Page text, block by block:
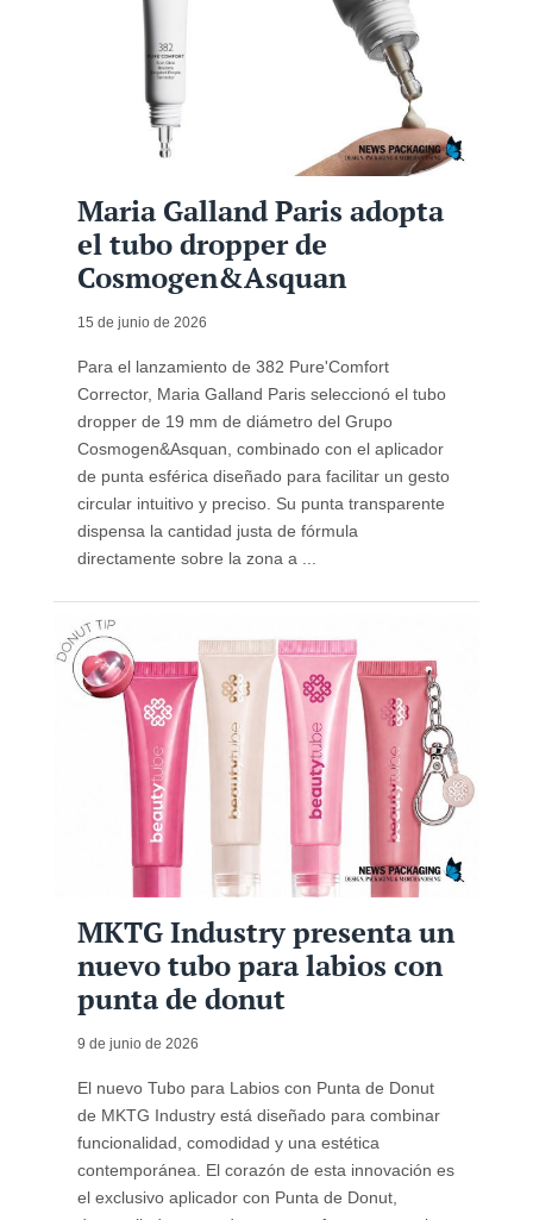
Maria Galland Paris adopta
el tubo dropper de
Cosmogen&Asquan
15 de junio de 2026
Para el lanzamiento de 382 Pure'Comfort
Corrector, Maria Galland Paris seleccionó el tubo
dropper de 19 mm de diámetro del Grupo
Cosmogen&Asquan, combinado con el aplicador
de punta esférica diseñado para facilitar un gesto
circular intuitivo y preciso. Su punta transparente
dispensa la cantidad justa de fórmula
directamente sobre la zona a ...
MKTG Industry presenta un
nuevo tubo para labios con
punta de donut
9 de junio de 2026
El nuevo Tubo para Labios con Punta de Donut
de MKTG Industry está diseñado para combinar
funcionalidad, comodidad y una estética
contemporánea. El corazón de esta innovación es
el exclusivo aplicador con Punta de Donut,